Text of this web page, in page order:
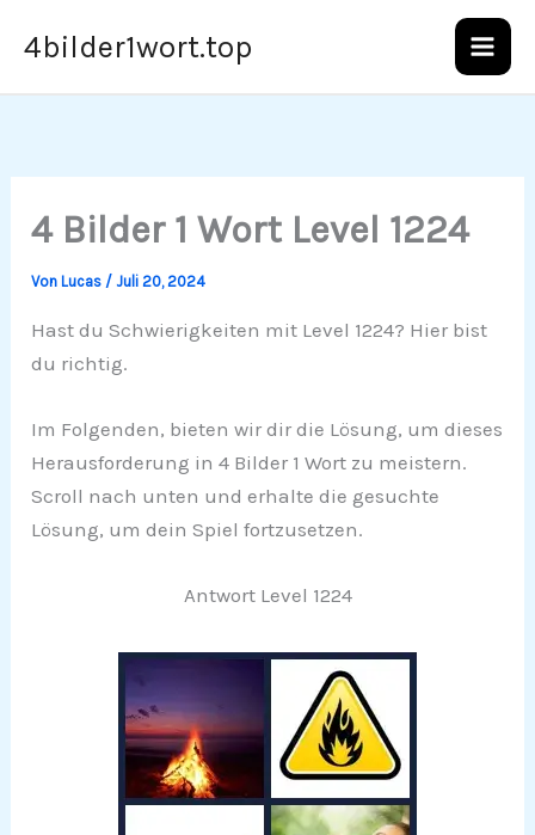
Inhalt
4bilder1wort.top
4 Bilder 1 Wort Level 1224
VonLucas /Juli 20, 2024
Hast du Schwierigkeiten mit Level 1224? Hier bist
du richtig.
Im Folgenden, bieten wir dir die Lösung, um dieses
Herausforderung in 4 Bilder 1 Wort zu meistern.
Scroll nach unten und erhalte die gesuchte
Lösung, um dein Spiel fortzusetzen.
Antwort Level 1224